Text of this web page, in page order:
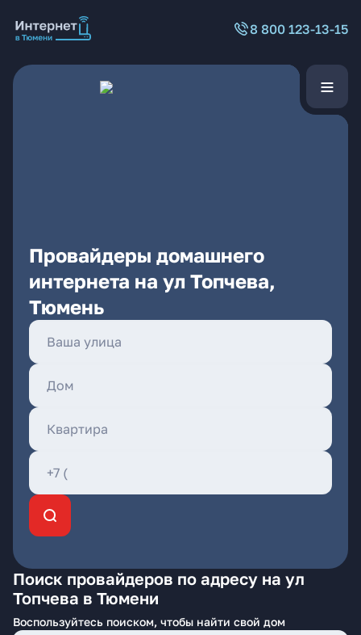
8 800 123-13-15
Провайдеры домашнего
интернета на ул Топчева,
Тюмень
Поиск провайдеров по адресу на ул
Топчева в Тюмени
Воспользуйтесь поиском, чтобы найти свой дом